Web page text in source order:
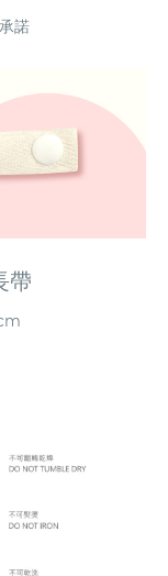
諾
帶